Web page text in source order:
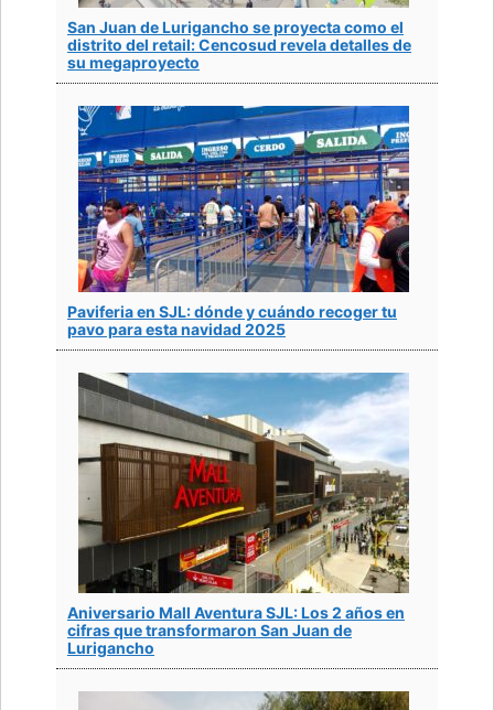
San Juan de Lurigancho se proyecta como el
distrito del retail: Cencosud revela detalles de
su megaproyecto
Paviferia en SJL: dónde y cuándo recoger tu
pavo para esta navidad 2025
Aniversario Mall Aventura SJL: Los 2 años en
cifras que transformaron San Juan de
Lurigancho